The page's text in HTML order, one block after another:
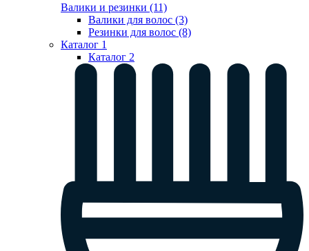
Валики и резинки (11)
Валики для волос (3)
Резинки для волос (8)
Каталог 1
Каталог 2